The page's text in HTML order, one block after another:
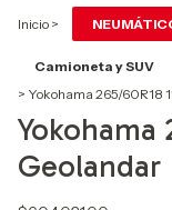
Inicio >
Camioneta y SUV
> Yokohama 265/60R18
Yokohama
Geolandar